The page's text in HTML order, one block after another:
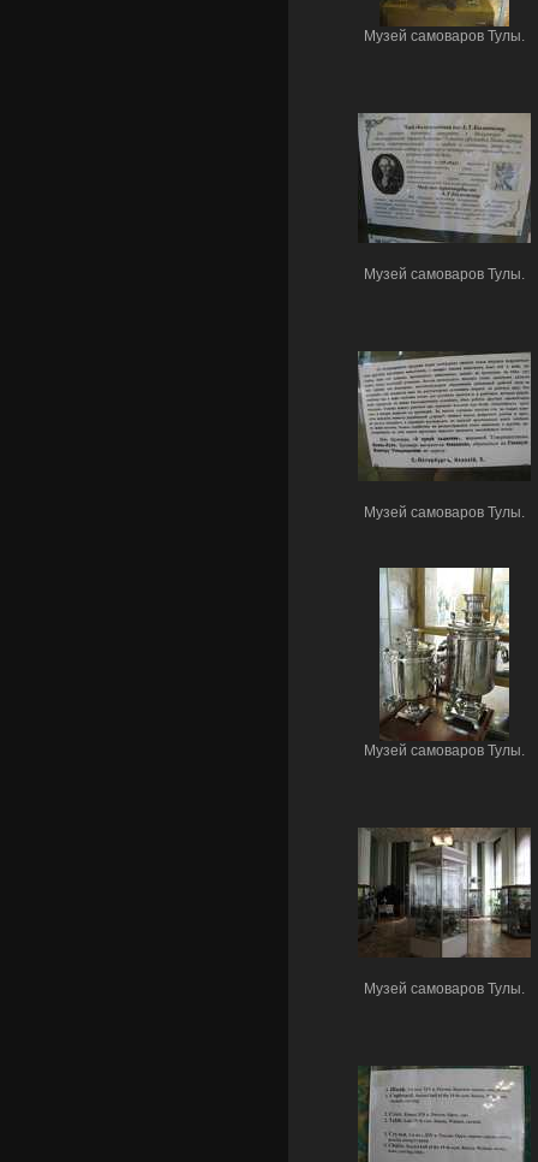
Музей самоваров Тулы.
Музей самоваров Тулы.
Музей самоваров Тулы.
Музей самоваров Тулы.
Музей самоваров Тулы.